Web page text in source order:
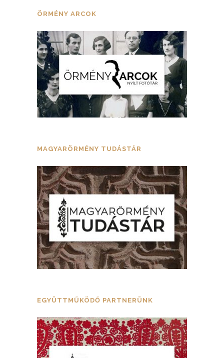
ÖRMÉNY ARCOK
MAGYARÖRMÉNY TUDÁSTÁR
EGYÜTTMŰKÖDŐ PARTNERÜNK